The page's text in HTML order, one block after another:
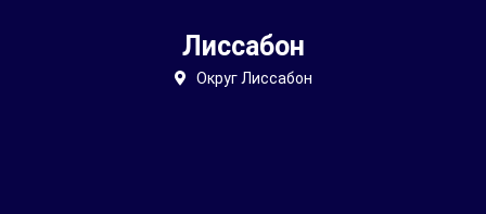
Лиссабон
Округ Лиссабон